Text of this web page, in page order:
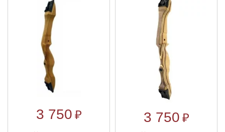
3 750 ₽ 3 750 ₽
Нагрудники
Краги для стрельбы
Напальчники для классических луков
Перчатки для традиционных луков
Линейки для настройки лука
Топорики-томагавки
Ножи известных брендов
Мультитулы
Метательные ножи
Охотничьи ножи